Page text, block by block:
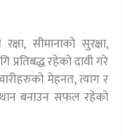
सीमानाको सुरक्षा,
प्रतिबद्ध रहेको दावी गरे
मेहनत, त्याग र
बनाउन सफल रहेको